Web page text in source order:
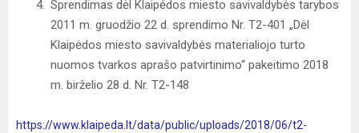
Sprendimas dėl Klaipėdos miesto savivaldybės tarybos
2011 m. gruodžio 22 d. sprendimo Nr. T2-401 „Dėl
Klaipėdos miesto savivaldybės materialiojo turto
nuomos tvarkos aprašo patvirtinimo“ pakeitimo 2018
m. birželio 28 d. Nr. T2-148
https://www.klaipeda.lt/data/public/uploads/2018/06/t2-